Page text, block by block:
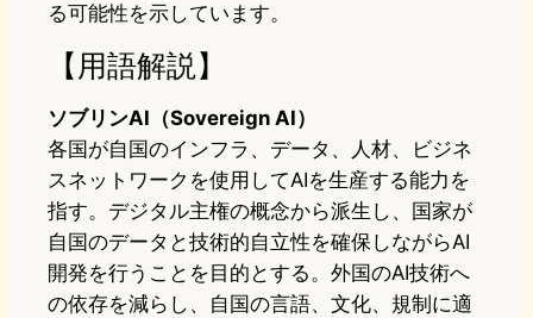
る可能性を示しています。
【用語解説】
ソブリンAI（Sovereign AI）
各国が自国のインフラ、データ、人材、ビジネ
スネットワークを使用してAIを生産する能力を
指す。デジタル主権の概念から派生し、国家が
自国のデータと技術的自立性を確保しながらAI
開発を行うことを目的とする。外国のAI技術へ
の依存を減らし、自国の言語、文化、規制に適